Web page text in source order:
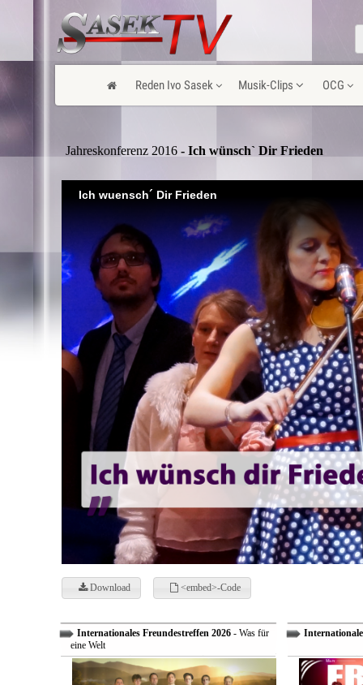
Reden Ivo Sasek Musik-Clips OCG
Jahreskonferenz 2016 - Ich wünsch` Dir Frieden
Ich wuensch´ Dir Frieden
Download <embed>-Code
Internationales Freundestreffen 2026- Was für
eine Welt